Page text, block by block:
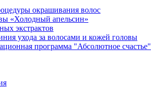
окрашивания волос
«Холодный апельсин»
экстрактов
ухода за волосами и кожей головы
программа "Абсолютное счастье"